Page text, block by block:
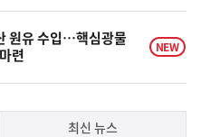
원유 수입…핵심광물
련
NEW
최신 뉴스